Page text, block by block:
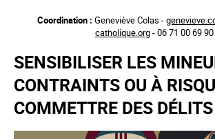
principal
Coordination : Geneviève Colas -
catholique.org- 06 71 00 69 90
SENSIBILISER LES
CONTRAINTS OU À
COMMETTRE DES DÉLITS